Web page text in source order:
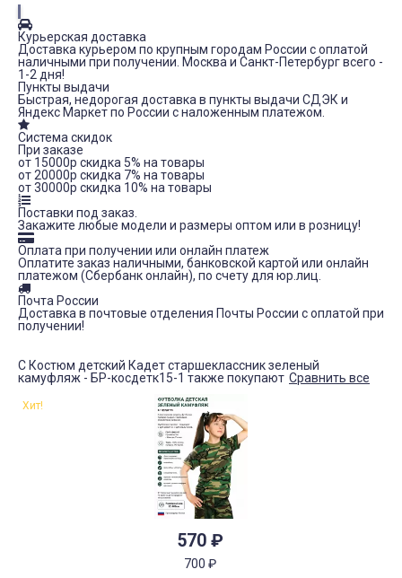
Курьерская доставка
Доставка курьером по крупным городам России с оплатой
наличными при получении. Москва и Санкт-Петербург всего -
1-2 дня!
Пункты выдачи
Быстрая, недорогая доставка в пункты выдачи СДЭК и
Яндекс Маркет по России с наложенным платежом.
Система скидок
При заказе
от 15000р скидка 5% на товары
от 20000р скидка 7% на товары
от 30000р скидка 10% на товары
Поставки под заказ.
Закажите любые модели и размеры оптом или в розницу!
Оплата при получении или онлайн платеж
Оплатите заказ наличными, банковской картой или онлайн
платежом (Сбербанк онлайн), по счету для юр.лиц.
Почта России
Доставка в почтовые отделения Почты России с оплатой при
получении!
С Костюм детский Кадет старшеклассник зеленый
камуфляж - БР-косдетк15-1 также покупают Сравнить все
570 ₽
700 ₽
Хит!